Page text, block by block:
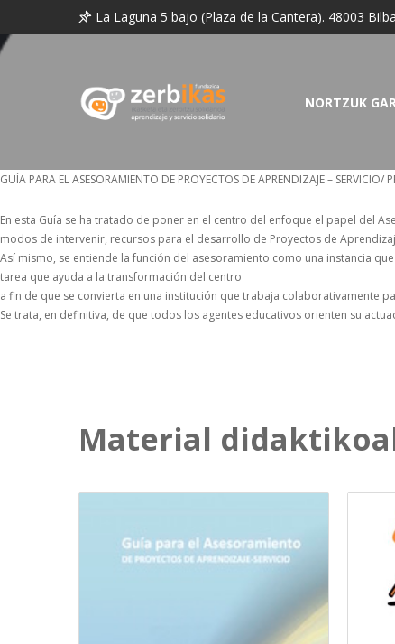
La Laguna 5 bajo (Plaza de la Cantera). 48003
NORTZUK
GUÍA PARA EL ASESORAMIENTO DE PROYECTOS DE APRENDIZAJE – SERVICIO/
En esta Guía se ha tratado de poner en el centro del enfoque el papel del
modos de intervenir, recursos para el desarrollo de Proyectos de
Así mismo, se entiende la función del asesoramiento como una instancia
tarea que ayuda a la transformación del centro
a fin de que se convierta en una institución que trabaja colaborativamente
Se trata, en definitiva, de que todos los agentes educativos orienten su
Material